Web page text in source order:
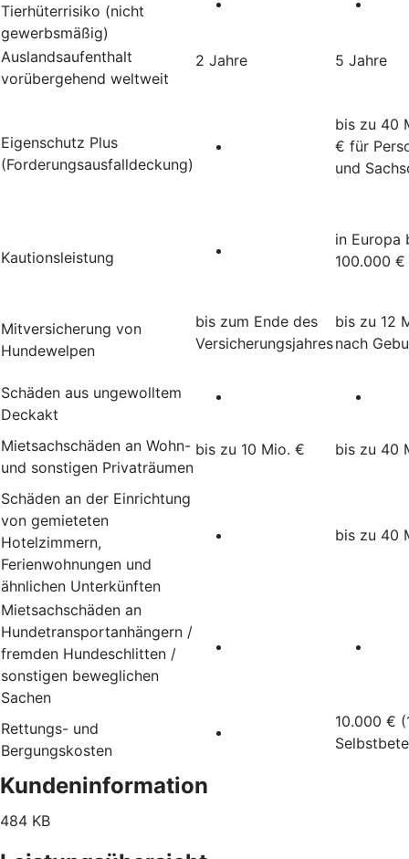
Tierhüterrisiko (nicht
gewerbsmäßig)
Auslandsaufenthalt
vorübergehend weltweit
2 Jahre 5 Jahre
Eigenschutz Plus
(Forderungsausfalldeckung)
bis zu 40
€ für
und
Kautionsleistung
in Europa
100.000 €
Mitversicherung von
Hundewelpen
bis zum Ende des
Versicherungsjahres
bis zu 12
nach
Schäden aus ungewolltem
Deckakt
Mietsachschäden an Wohn-
und sonstigen Privaträumen
bis zu 10 Mio. € bis zu 40
Schäden an der Einrichtung
von gemieteten
Hotelzimmern,
Ferienwohnungen und
ähnlichen Unterkünften
bis zu 40
Mietsachschäden an
Hundetransportanhängern /
fremden Hundeschlitten /
sonstigen beweglichen
Sachen
Rettungs- und
Bergungskosten
10.000 €
Kundeninformation
484 KB